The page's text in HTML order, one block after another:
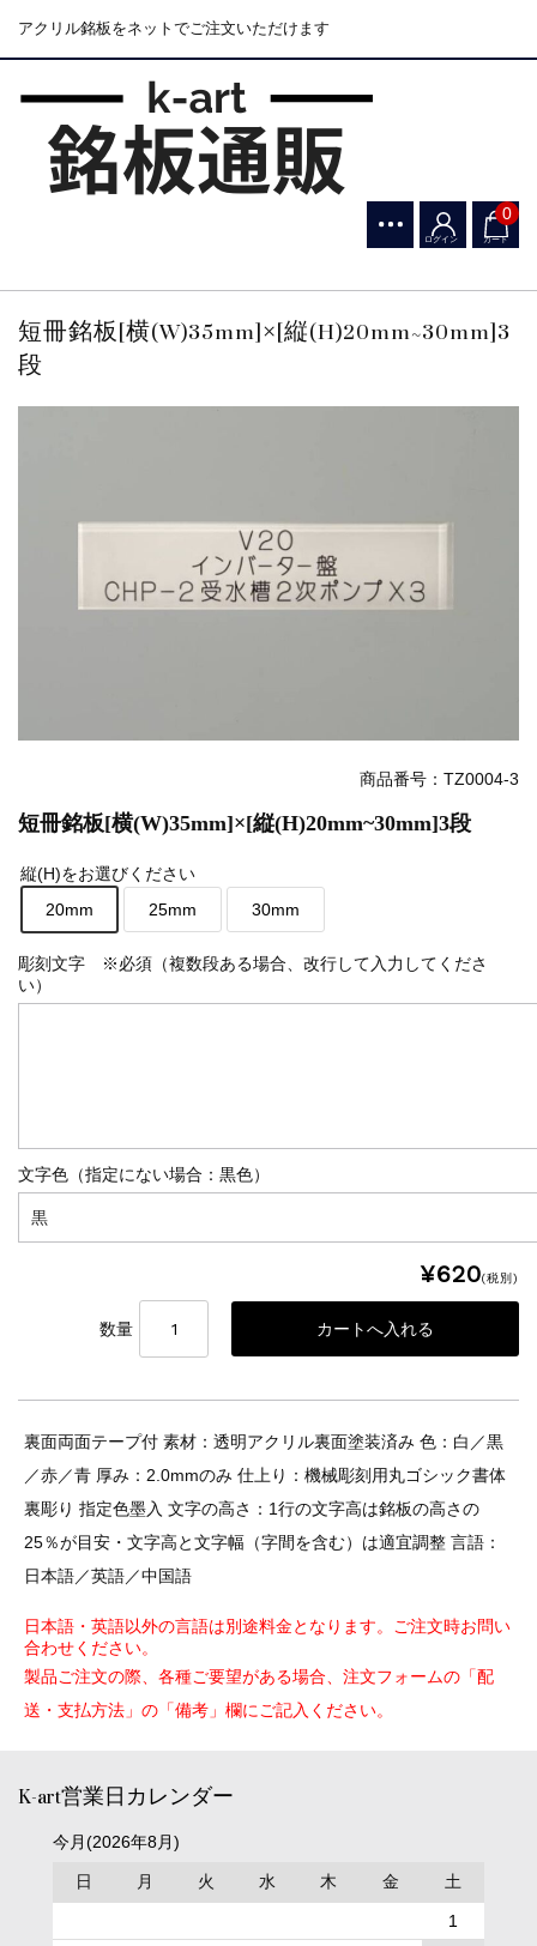
アクリル銘板をネットでご注文いただけます
0
カート
ログイン
短冊銘板[横(W)35mm]×[縦(H)20mm~30mm]3
段
商品番号：TZ0004-3
短冊銘板[横(W)35mm]×[縦(H)20mm~30mm]3段
縦(H)をお選びください
20mm
25mm 30mm
彫刻文字 ※必須（複数段ある場合、改行して入力してくださ
い）
文字色（指定にない場合：黒色）
¥620(税別)
数量
裏面両面テープ付 素材：透明アクリル裏面塗装済み 色：白／黒
／赤／青 厚み：2.0mmのみ 仕上り：機械彫刻用丸ゴシック書体
裏彫り 指定色墨入 文字の高さ：1行の文字高は銘板の高さの
25％が目安・文字高と文字幅（字間を含む）は適宜調整 言語：
日本語／英語／中国語
日本語・英語以外の言語は別途料金となります。ご注文時お問い
合わせください。
製品ご注文の際、各種ご要望がある場合、注文フォームの「配
送・支払方法」の「備考」欄にご記入ください。
K-art営業日カレンダー
今月(2026年8月)
日 月 火 水 木 金 土
1